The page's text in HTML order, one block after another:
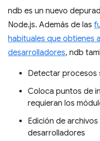
ndb es un nuevo
Node.js. Además de las
habituales que obtienes
desarrolladores, ndb
Detectar procesos
Coloca puntos de
requieran los
Edición de
desarrolladores